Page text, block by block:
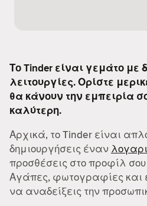
Το Tinder είναι γεμάτο με
λειτουργίες. Ορίστε
θα κάνουν την εμπειρία
καλύτερη.
Αρχικά, το Tinder είναι
δημιουργήσεις έναν
προσθέσεις στο προφίλ
Αγάπες, φωτογραφίες και
να αναδείξεις την